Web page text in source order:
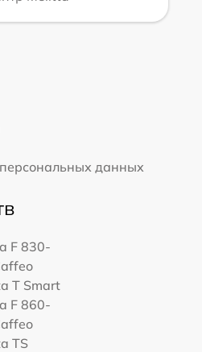
данных
F 830-
T Smart
F 860-
TS